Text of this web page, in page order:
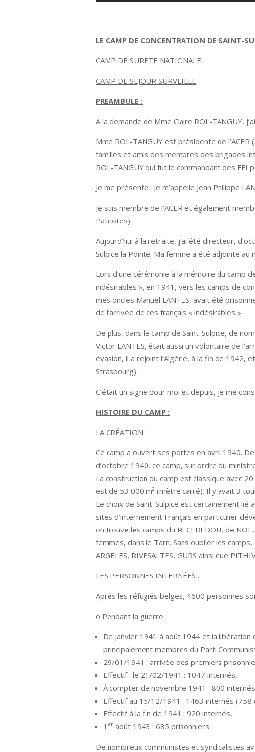
LE CAMP DE CONCENTRATION DE SAINT-
CAMP DE SURETE NATIONALE
CAMP DE SEJOUR SURVEILLE
PREAMBULE :
A la demande de Mme Claire ROL-TANGUY,
Mme ROL-TANGUY est présidente de
familles et amis des membres des brigades
ROL-TANGUY qui fut le commandant des FFI
Je me présente : je m’appelle Jean Philippe
Je suis membre de l’ACER et également
Patriotes).
Aujourd’hui à la retraite, j’ai été directeur,
Sulpice la Pointe. Ma femme a été adjointe
Lors d’une cérémonie à la mémoire du camp
indésirables », en 1941, vers les camps de
mes oncles Manuel LANTES, avait été
de l’arrivée de ces français « indésirables ».
De plus, dans le camp de Saint-Sulpice, de
Victor LANTES, était aussi un volontaire de
évasion, il a rejoint l’Algérie, à la fin de 1942,
Strasbourg).
C’était un signe pour moi et depuis, je me
HISTOIRE DU CAMP :
LA CRÉATION :
Ce camp a ouvert ses portes en avril 1940.
d’octobre 1940, ce camp, sur ordre du
La construction du camp est classique avec
est de 53 000 m² (mètre carré). Il y avait 3
Le choix de Saint-Sulpice est certainement lié
sites d’internement Français en particulier
on trouve les camps du RECEBEDOU, de
femmes, dans le Tarn. Sans oublier les
ARGELES, RIVESALTES, GURS ainsi que
LES PERSONNES INTERNÉES :
Après les réfugiés belges, 4600 personnes
o Pendant la guerre :
De janvier 1941 à août 1944 et la libération
principalement membres du Parti
29/01/1941 : arrivée des premiers
Effectif : le 21/02/1941 : 1047 internés,
À compter de novembre 1941 : 800
Effectif au 15/12/1941 : 1463 internés (758
Effectif à la fin de 1941 : 920 internés,
1 er août 1943 : 685 prisonniers.
De nombreux communistes et syndicalistes